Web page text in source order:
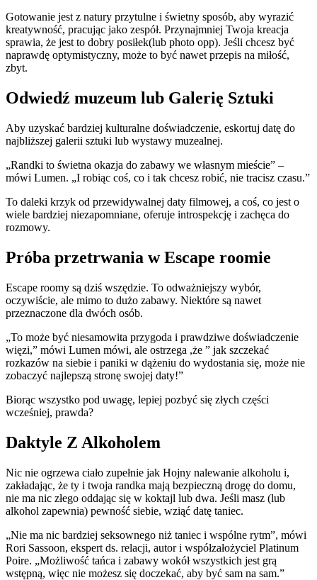
Gotowanie jest z natury przytulne i świetny sposób, aby wyrazić
kreatywność, pracując jako zespół. Przynajmniej Twoja kreacja
sprawia, że jest to dobry posiłek(lub photo opp). Jeśli chcesz być
naprawdę optymistyczny, może to być nawet przepis na miłość,
zbyt.
Odwiedź muzeum lub Galerię Sztuki
Aby uzyskać bardziej kulturalne doświadczenie, eskortuj datę do
najbliższej galerii sztuki lub wystawy muzealnej.
„Randki to świetna okazja do zabawy we własnym mieście” –
mówi Lumen. „I robiąc coś, co i tak chcesz robić, nie tracisz czasu.”
To daleki krzyk od przewidywalnej daty filmowej, a coś, co jest o
wiele bardziej niezapomniane, oferuje introspekcję i zachęca do
rozmowy.
Próba przetrwania w Escape roomie
Escape roomy są dziś wszędzie. To odważniejszy wybór,
oczywiście, ale mimo to dużo zabawy. Niektóre są nawet
przeznaczone dla dwóch osób.
„To może być niesamowita przygoda i prawdziwe doświadczenie
więzi,” mówi Lumen mówi, ale ostrzega ,że ” jak szczekać
rozkazów na siebie i paniki w dążeniu do wydostania się, może nie
zobaczyć najlepszą stronę swojej daty!”
Biorąc wszystko pod uwagę, lepiej pozbyć się złych części
wcześniej, prawda?
Daktyle Z Alkoholem
Nic nie ogrzewa ciało zupełnie jak Hojny nalewanie alkoholu i,
zakładając, że ty i twoja randka mają bezpieczną drogę do domu,
nie ma nic złego oddając się w koktajl lub dwa. Jeśli masz (lub
alkohol zapewnia) pewność siebie, wziąć datę taniec.
„Nie ma nic bardziej seksownego niż taniec i wspólne rytm”, mówi
Rori Sassoon, ekspert ds. relacji, autor i współzałożyciel Platinum
Poire. „Możliwość tańca i zabawy wokół wszystkich jest grą
wstępną, więc nie możesz się doczekać, aby być sam na sam.”